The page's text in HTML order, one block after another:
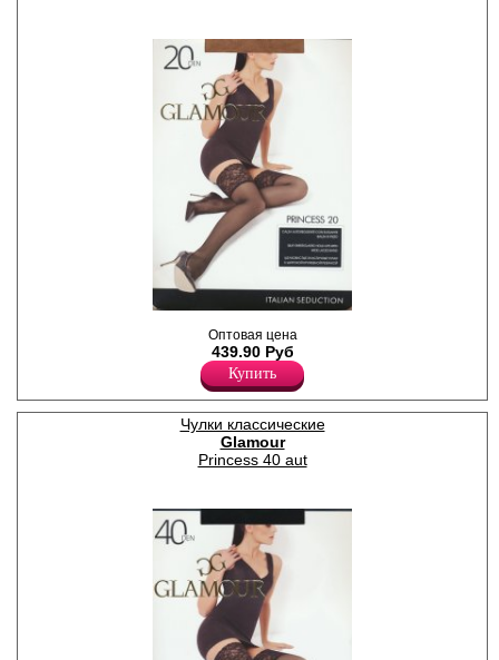
широкой кружевной
резинкой на силиконовой
основе и укрепленным
мыском.
Плотность 20ден
Лайкра 12%
Полиамид 88%
Оптовая цена
439.90 Руб
Купить
Чулки классические
Glamour
Princess 40 aut